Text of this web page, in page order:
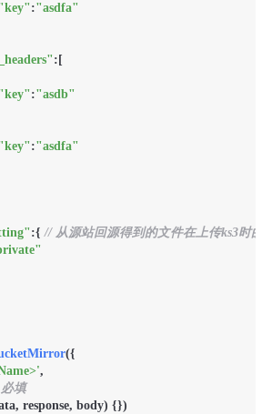
:"asdfa"
:[
:"asdb"
:"asdfa"
:{ // 从源站回源得到的文件在上传ks3时的
({
,
填
response, body